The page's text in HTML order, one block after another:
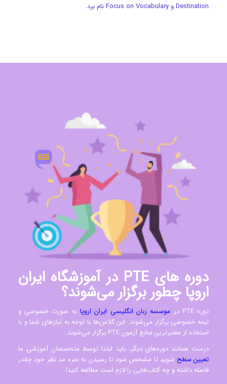
Destination و Focus on Vocabulary نام برد.
دوره های PTE در آموزشگاه ایران
اروپا چطور برگزار می‌شوند؟
دوره PTE در موسسه زبان انگلیسی ایران اروپا به صورت خصوصی و
نیمه خصوصی برگزار می‌شوند. این کلاس‌ها با توجه به نیازهای شما و با
استفاده از معتبرترین منابع آزمون PTE برگزار می‌شوند.
درست همانند دوره‌های دیگر، باید ابتدا توسط متخصصان آموزشی ما
تعیین سطح شوید تا مشخص شود تا رسیدن به نمره مد نظر خود چقدر
فاصله داشته و چه کتاب‌هایی را لازم است مطالعه کنید!